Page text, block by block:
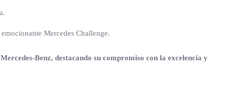
Mercedes Challenge.
Benz, destacando su compromiso con la excelencia y